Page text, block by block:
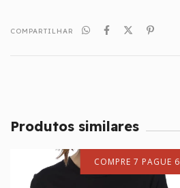
COMPARTILHAR
Produtos similares
COMPRE 7 PAGUE 6